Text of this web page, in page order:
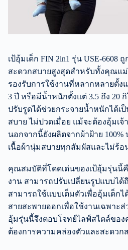
เป้อุ้มเด็ก FIN 2in1 รุ่น USE-6608
สะดวกสบายสูงสุดสำหรับทั้งคุณแม่
รองรับการใช้งานที่หลากหลายตั้ง
3 ปี หรือมีน้ำหนักตั้งแต่ 3.5 ถึง 20
ปรับรูดได้ช่วยกระจายน้ำหนักได้เ
สบาย ไม่ปวดเมื่อย แม้จะต้องอุ้มเจ้
นอกจากนี้ยังผลิตจากผ้าฝ้าย
เนื้อผ้านุ่มสบายทุกสัมผัสและไม่ร้อ
คุณสมบัติที่โดดเด่นของเป้อุ้มรุ่นนี้
งาน สามารถปรับเปลี่ยนรูปแบบได้
สามารถใช้แบบเต็มตัวเพื่ออุ้มเด็ก
สายสะพายออกเพื่อใช้งานเฉพาะส่
อุ้มรุ่นนี้จึงตอบโจทย์ไลฟ์สไตล์ขอ
ต้องการความคล่องตัวและสะดวก